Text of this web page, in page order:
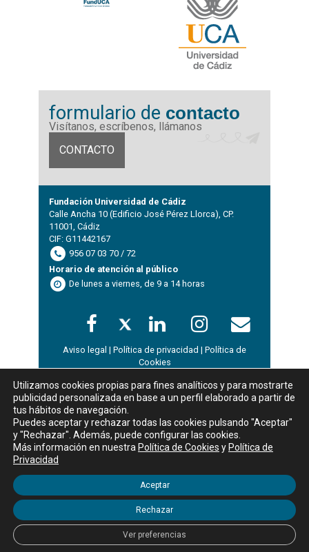
formulario de contacto
Visítanos, escríbenos, llámanos
CONTACTO
Fundación Universidad de Cádiz
Calle Ancha 10 (Edificio José Pérez Llorca), CP.
11001, Cádiz
CIF: G11442167
956 07 03 70 / 72
Horario de atención al público
De lunes a viernes, de 9 a 14 horas
Aviso legal | Política de privacidad | Política de
Cookies
Utilizamos cookies propias para fines analíticos y para mostrarte
publicidad personalizada en base a un perfil elaborado a partir de
tus hábitos de navegación.
Puedes aceptar y rechazar todas las cookies pulsando "Aceptar"
y "Rechazar". Además, puede configurar las cookies.
Más información en nuestra Política de Cookies y Política de
Privacidad
Aceptar
Rechazar
Ver preferencias
WordPress Appliance- Powered byTurnKey Linux
Mostrar
Buscar:
Ningún dato disponible en esta tabla
Mostrando registros del 0 al 0 de un total de 0 registros
Anterior
Siguiente